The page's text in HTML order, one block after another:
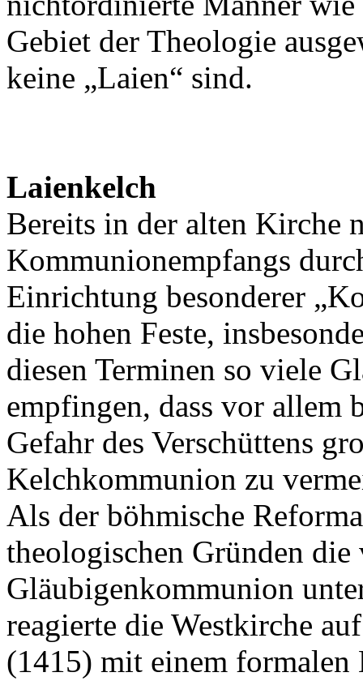
Gebiet der Theologie
keine „Laien“ sind.
Laienkelch
Bereits in der alten Kirche
Kommunionempfangs
Einrichtung besonderer
die hohen Feste,
diesen Terminen so viele
empfingen, dass vor allem
Gefahr des Verschüttens
Kelchkommunion zu
Als der böhmische
theologischen Gründen
Gläubigenkommunion
reagierte die Westkirche
(1415) mit einem